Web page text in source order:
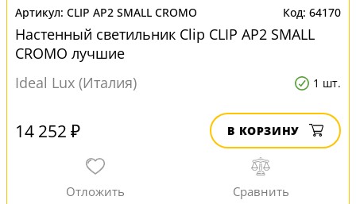
CLIP AP2 SMALL CROMO 64170
Настенный светильник Clip CLIP AP2 SMALL
CROMO лучшие
Ideal Lux (Италия)
1 шт.
14 252 ₽ В КОРЗИНУ